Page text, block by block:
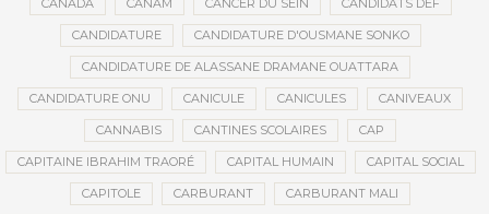
CANADA CANAM CANCER DU SEIN CANDIDATS DEF
CANDIDATURE CANDIDATURE D'OUSMANE SONKO
CANDIDATURE DE ALASSANE DRAMANE OUATTARA
CANDIDATURE ONU CANICULE CANICULES CANIVEAUX
CANNABIS CANTINES SCOLAIRES CAP
CAPITAINE IBRAHIM TRAORÉ CAPITAL HUMAIN CAPITAL SOCIAL
CAPITOLE CARBURANT CARBURANT MALI